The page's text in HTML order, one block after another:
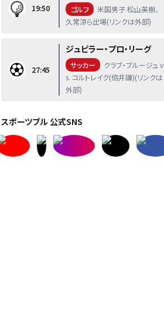
19:50 ゴルフ
米国男子 松山英樹、
久常涼ら出場(リンクは外部)
27:45
ジュピラー・プロ・リーグ
サッカー
クラブ・ブルージュ v
s. コルトレイク(倍井謙)(リンクは
外部)
スポーツブル 公式SNS